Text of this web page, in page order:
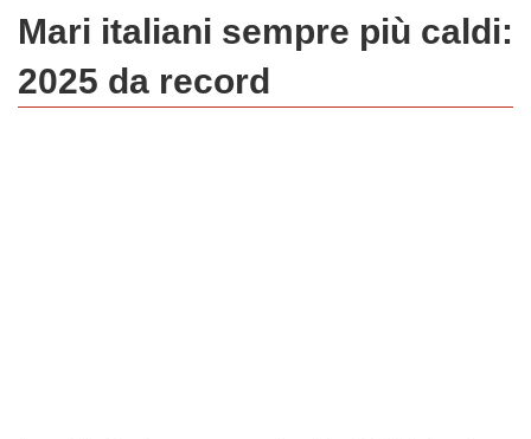
Mari italiani sempre più caldi:
2025 da record